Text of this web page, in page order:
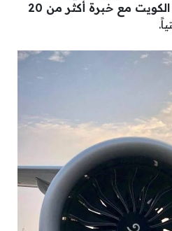
راتب طيار مدني في الكويت مع خبرة أكثر من 20